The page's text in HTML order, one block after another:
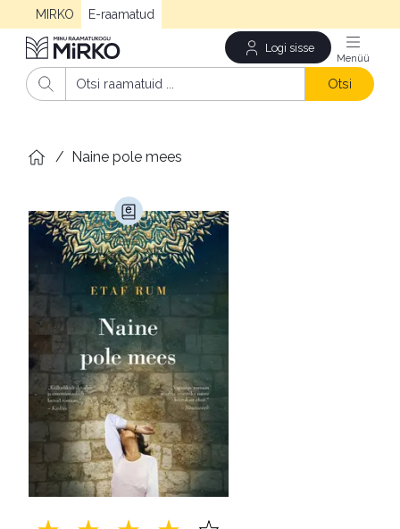
MIRKO E-raamatud
Logi sisse
Otsi
/ Naine pole mees